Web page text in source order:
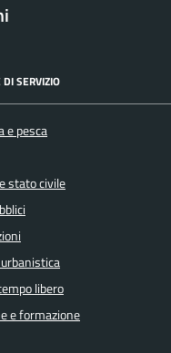
DI SERVIZIO
e pesca
stato civile
libero
e formazione